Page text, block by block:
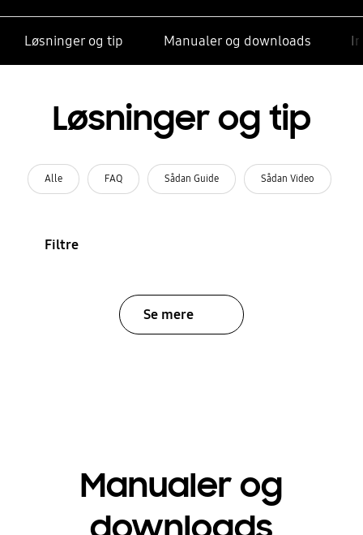
Løsninger og tip Manualer og downloads
Løsninger og tip
Alle FAQ Sådan Guide Sådan Video
Filtre
Se mere
Manualer og